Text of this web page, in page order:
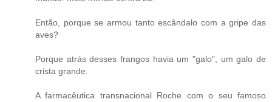
Então, porque se armou tanto escândalo com a gripe das
aves?
Porque atrás desses frangos havia um "galo", um galo de
crista grande.
A farmacêutica transnacional Roche com o seu famoso